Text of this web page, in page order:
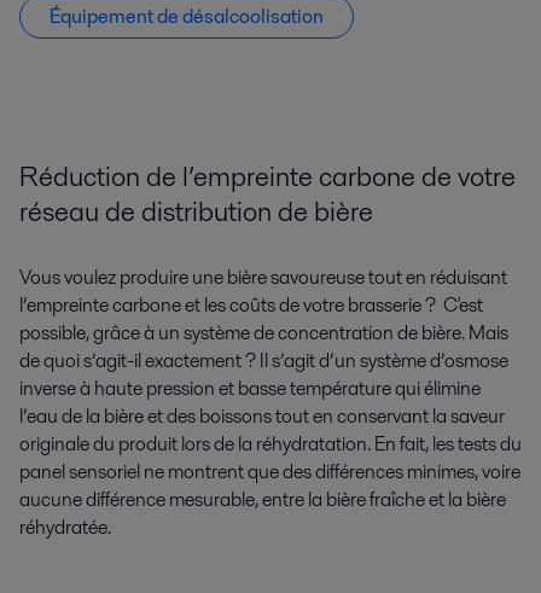
Équipement de désalcoolisation
Réduction de l’empreinte carbone de votre
réseau de distribution de bière
Vous voulez produire une bière savoureuse tout en réduisant
l’empreinte carbone et les coûts de votre brasserie ? C'est
possible, grâce à un système de concentration de bière. Mais
de quoi s’agit-il exactement ? Il s’agit d’un système d’osmose
inverse à haute pression et basse température qui élimine
l’eau de la bière et des boissons tout en conservant la saveur
originale du produit lors de la réhydratation. En fait, les tests du
panel sensoriel ne montrent que des différences minimes, voire
aucune différence mesurable, entre la bière fraîche et la bière
réhydratée.